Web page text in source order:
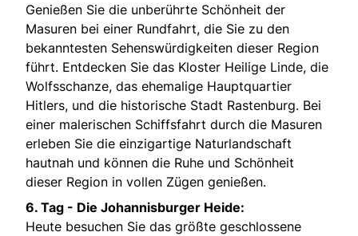
Genießen Sie die unberührte Schönheit der
Masuren bei einer Rundfahrt, die Sie zu den
bekanntesten Sehenswürdigkeiten dieser Region
führt. Entdecken Sie das Kloster Heilige Linde, die
Wolfsschanze, das ehemalige Hauptquartier
Hitlers, und die historische Stadt Rastenburg. Bei
einer malerischen Schiffsfahrt durch die Masuren
erleben Sie die einzigartige Naturlandschaft
hautnah und können die Ruhe und Schönheit
dieser Region in vollen Zügen genießen.
6. Tag - Die Johannisburger Heide:
Heute besuchen Sie das größte geschlossene